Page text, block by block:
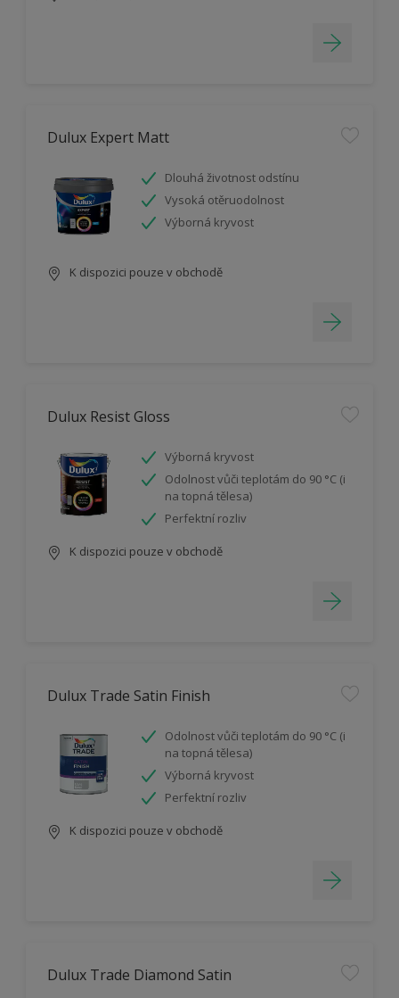
Dulux Expert Matt
Dlouhá životnost odstínu
Vysoká otěruodolnost
Výborná kryvost
K dispozici pouze v obchodě
Dulux Resist Gloss
Výborná kryvost
Odolnost vůči teplotám do 90 °C (i
na topná tělesa)
Perfektní rozliv
K dispozici pouze v obchodě
Dulux Trade Satin Finish
Odolnost vůči teplotám do 90 °C (i
na topná tělesa)
Výborná kryvost
Perfektní rozliv
K dispozici pouze v obchodě
Dulux Trade Diamond Satin